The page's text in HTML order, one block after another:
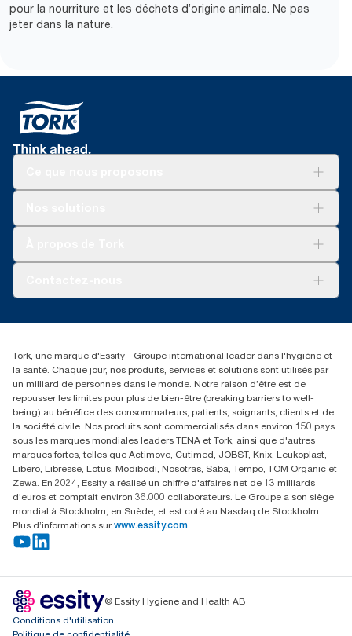
pour la nourriture et les déchets d’origine animale. Ne pas
jeter dans la nature.
01 85 07 92 00
Tork, une marque d'Essity - Groupe international leader dans l'hygiène et
la santé. Chaque jour, nos produits, services et solutions sont utilisés par
un milliard de personnes dans le monde. Notre raison d’être est de
repousser les limites pour plus de bien-être (breaking barriers to well-
being) au bénéfice des consommateurs, patients, soignants, clients et de
la société civile. Nos produits sont commercialisés dans environ 150 pays
sous les marques mondiales leaders TENA et Tork, ainsi que d'autres
marques fortes, telles que Actimove, Cutimed, JOBST, Knix, Leukoplast,
Libero, Libresse, Lotus, Modibodi, Nosotras, Saba, Tempo, TOM Organic et
Zewa. En 2024, Essity a réalisé un chiffre d'affaires net de 13 milliards
d'euros et comptait environ 36.000 collaborateurs. Le Groupe a son siège
mondial à Stockholm, en Suède, et est coté au Nasdaq de Stockholm.
Plus d’informations sur www.essity.com
© Essity Hygiene and Health AB
Conditions d'utilisation